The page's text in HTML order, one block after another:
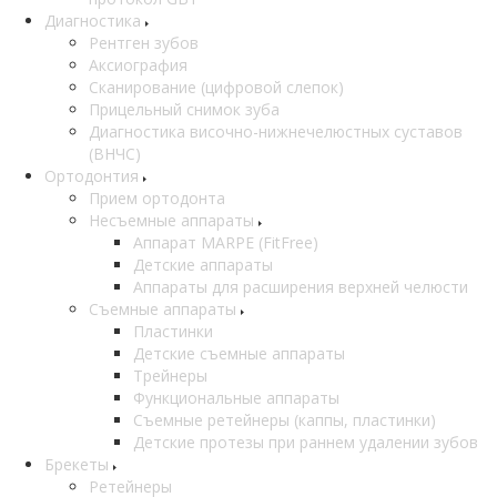
Диагностика
Рентген зубов
Аксиография
Сканирование (цифровой слепок)
Прицельный снимок зуба
Диагностика височно-нижнечелюстных суставов
(ВНЧС)
Ортодонтия
Прием ортодонта
Несъемные аппараты
Аппарат MARPE (FitFree)
Детские аппараты
Аппараты для расширения верхней челюсти
Съемные аппараты
Пластинки
Детские съемные аппараты
Трейнеры
Функциональные аппараты
Съемные ретейнеры (каппы, пластинки)
Детские протезы при раннем удалении зубов
Брекеты
Ретейнеры